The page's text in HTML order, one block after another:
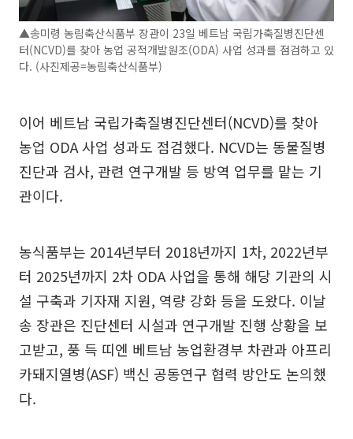
▲송미령 농림축산식품부 장관이 23일 베트남 국립가축질병진단센
터(NCVD)를 찾아 농업 공적개발원조(ODA) 사업 성과를 점검하고 있
다. (사진제공=농림축산식품부)
이어 베트남 국립가축질병진단센터(NCVD)를 찾아
농업 ODA 사업 성과도 점검했다. NCVD는 동물질병
진단과 검사, 관련 연구개발 등 방역 업무를 맡는 기
관이다.
농식품부는 2014년부터 2018년까지 1차, 2022년부
터 2025년까지 2차 ODA 사업을 통해 해당 기관의 시
설 구축과 기자재 지원, 역량 강화 등을 도왔다. 이날
송 장관은 진단센터 시설과 연구개발 진행 상황을 보
고받고, 풍 득 띠엔 베트남 농업환경부 차관과 아프리
카돼지열병(ASF) 백신 공동연구 협력 방안도 논의했
다.